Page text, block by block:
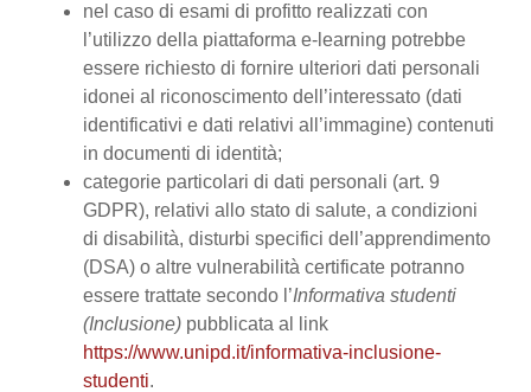
nel caso di esami di profitto realizzati con
l’utilizzo della piattaforma e-learning potrebbe
essere richiesto di fornire ulteriori dati personali
idonei al riconoscimento dell’interessato (dati
identificativi e dati relativi all’immagine) contenuti
in documenti di identità;
categorie particolari di dati personali (art. 9
GDPR), relativi allo stato di salute, a condizioni
di disabilità, disturbi specifici dell’apprendimento
(DSA) o altre vulnerabilità certificate potranno
essere trattate secondo l’Informativa studenti
(Inclusione) pubblicata al link
https://www.unipd.it/informativa-inclusione-
studenti.